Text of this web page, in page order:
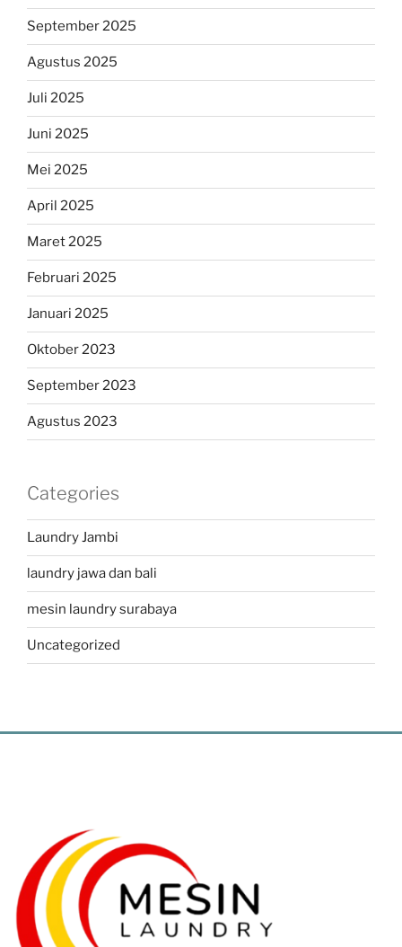
September 2025
Agustus 2025
Juli 2025
Juni 2025
Mei 2025
April 2025
Maret 2025
Februari 2025
Januari 2025
Oktober 2023
September 2023
Agustus 2023
Categories
Laundry Jambi
laundry jawa dan bali
mesin laundry surabaya
Uncategorized